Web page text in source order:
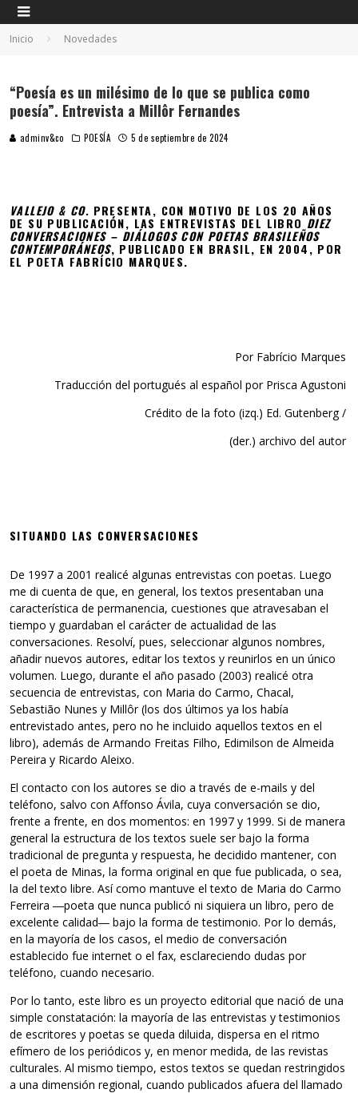
Inicio Novedades
“Poesía es un milésimo de lo que se publica como
poesía”. Entrevista a Millôr Fernandes
adminv&co POESÍA 5 de septiembre de 2024
VALLEJO & CO. PRESENTA, CON MOTIVO DE LOS 20 AÑOS
DE SU PUBLICACIÓN, LAS ENTREVISTAS DEL LIBRO DIEZ
CONVERSACIONES – DIÁLOGOS CON POETAS BRASILEÑOS
CONTEMPORÁNEOS, PUBLICADO EN BRASIL, EN 2004, POR
EL POETA FABRÍCIO MARQUES.
Por Fabrício Marques
Traducción del portugués al español por Prisca Agustoni
Crédito de la foto (izq.) Ed. Gutenberg /
(der.) archivo del autor
SITUANDO LAS CONVERSACIONES
De 1997 a 2001 realicé algunas entrevistas con poetas. Luego
me di cuenta de que, en general, los textos presentaban una
característica de permanencia, cuestiones que atravesaban el
tiempo y guardaban el carácter de actualidad de las
conversaciones. Resolví, pues, seleccionar algunos nombres,
añadir nuevos autores, editar los textos y reunirlos en un único
volumen. Luego, durante el año pasado (2003) realicé otra
secuencia de entrevistas, con Maria do Carmo, Chacal,
Sebastião Nunes y Millôr (los dos últimos ya los había
entrevistado antes, pero no he incluido aquellos textos en el
libro), además de Armando Freitas Filho, Edimilson de Almeida
Pereira y Ricardo Aleixo.
El contacto con los autores se dio a través de e-mails y del
teléfono, salvo con Affonso Ávila, cuya conversación se dio,
frente a frente, en dos momentos: en 1997 y 1999. Si de manera
general la estructura de los textos suele ser bajo la forma
tradicional de pregunta y respuesta, he decidido mantener, con
el poeta de Minas, la forma original en que fue publicada, o sea,
la del texto libre. Así como mantuve el texto de Maria do Carmo
Ferreira ―poeta que nunca publicó ni siquiera un libro, pero de
excelente calidad― bajo la forma de testimonio. Por lo demás,
en la mayoría de los casos, el medio de conversación
establecido fue internet o el fax, esclareciendo dudas por
teléfono, cuando necesario.
Por lo tanto, este libro es un proyecto editorial que nació de una
simple constatación: la mayoría de las entrevistas y testimonios
de escritores y poetas se queda diluida, dispersa en el ritmo
efímero de los periódicos y, en menor medida, de las revistas
culturales. Al mismo tiempo, estos textos se quedan restringidos
a una dimensión regional, cuando publicados afuera del llamado